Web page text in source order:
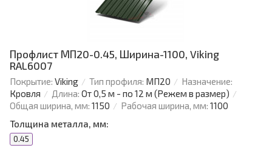
Профлист МП20-0.45, Ширина-1100, Viking
RAL6007
Покрытие: Viking Тип профиля: МП20
Назначение:
Кровля
Длина: От 0,5 м - по 12 м (Режем в размер)
Общая ширина, мм: 1150 Рабочая ширина, мм: 1100
Толщина металла, мм:
0.45